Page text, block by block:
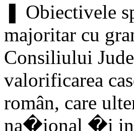
❚ Obiectivele
majoritar cu
Consiliului
valorificarea
român, care
na�ional �i